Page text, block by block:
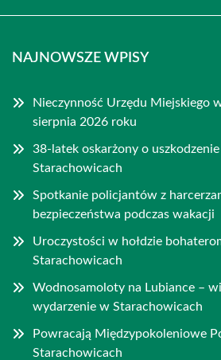
NAJNOWSZE WPISY
Nieczynność Urzędu Miejskiego
sierpnia 2026 roku
38-latek oskarżony o
Starachowicach
Spotkanie policjantów z
bezpieczeństwa podczas wakacji
Uroczystości w hołdzie
Starachowicach
Wodnosamoloty na Lubiance –
wydarzenie w Starachowicach
Powracają Międzypokoleniowe
Starachowicach